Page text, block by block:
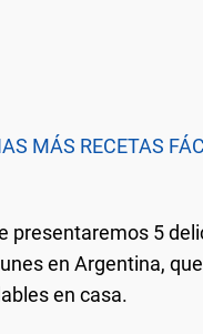
MÁS RECETAS
presentaremos 5
en Argentina,
en casa.